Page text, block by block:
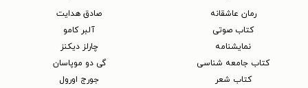
رمان عاشقانه
کتاب‌ صوتی
نمایشنامه
کتاب جامعه شناسی
کتاب شعر
صادق هدایت
آلبر کامو
چارلز دیکنز
گی دو موپاسان
جورج اورول